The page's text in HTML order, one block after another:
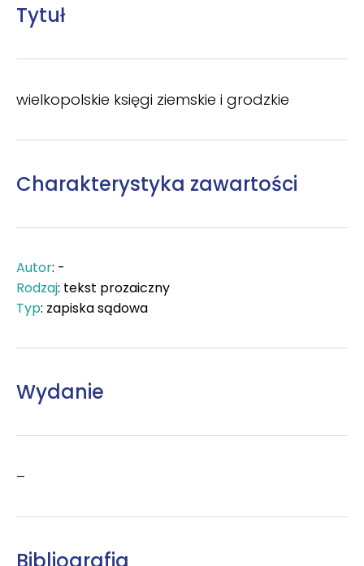
Tytuł
wielkopolskie księgi ziemskie i grodzkie
Charakterystyka zawartości
Autor: -
Rodzaj: tekst prozaiczny
Typ: zapiska sądowa
Wydanie
–
Bibliografia